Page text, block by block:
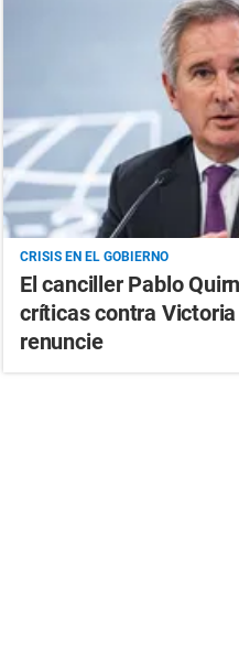
CRISIS EN EL GOBIERNO
El canciller Pablo
críticas contra
renuncie